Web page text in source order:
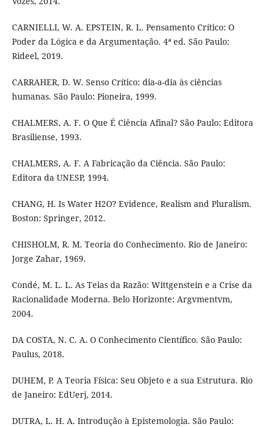
CARNIELLI, W. A. EPSTEIN, R. L. Pensamento Crítico: O
Poder da Lógica e da Argumentação. 4ª ed. São Paulo:
Rideel, 2019.
CARRAHER, D. W. Senso Crítico: dia-a-dia às ciências
humanas. São Paulo: Pioneira, 1999.
CHALMERS, A. F. O Que É Ciência Afinal? São Paulo: Editora
Brasiliense, 1993.
CHALMERS, A. F. A Fabricação da Ciência. São Paulo:
Editora da UNESP, 1994.
CHANG, H. Is Water H2O? Evidence, Realism and Pluralism.
Boston: Springer, 2012.
CHISHOLM, R. M. Teoria do Conhecimento. Rio de Janeiro:
Jorge Zahar, 1969.
Condé, M. L. L. As Teias da Razão: Wittgenstein e a Crise da
Racionalidade Moderna. Belo Horizonte: Argvmentvm,
2004.
DA COSTA, N. C. A. O Conhecimento Científico. São Paulo:
Paulus, 2018.
DUHEM, P. A Teoria Física: Seu Objeto e a sua Estrutura. Rio
de Janeiro: EdUerj, 2014.
DUTRA, L. H. A. Introdução à Epistemologia. São Paulo: